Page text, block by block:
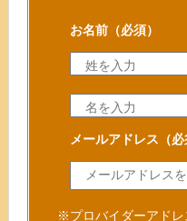
お名前（必須）
メールアドレス （必
※プロバイダーアドレ